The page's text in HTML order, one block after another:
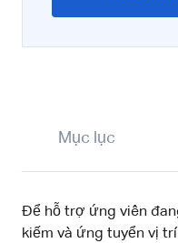
Mục lục
Để hỗ trợ ứng viên
kiếm và ứng tuyển vị